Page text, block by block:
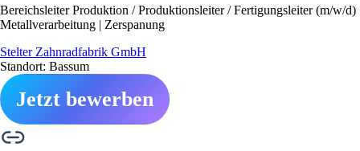
Bereichsleiter Produktion / Produktionsleiter / Fertigungsleiter (m/w/d)
Metallverarbeitung | Zerspanung
Stelter Zahnradfabrik GmbH
Standort: Bassum
Jetzt bewerben